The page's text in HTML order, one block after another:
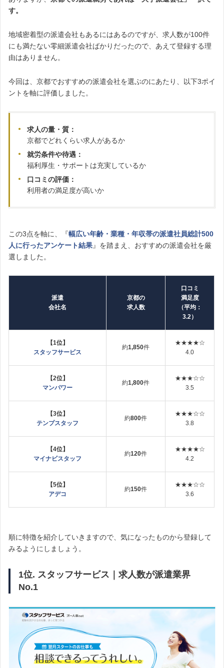
す。
地域密着型の派遣会社もあるにはあるのですが、求人数が100件
にも満たない零細派遣会社ばかりだったので、あえて登録する理
由はありません。
今回は、京都でおすすめの派遣会社を選ぶのにあたり、以下3ポイ
ントを軸に評価しました。
求人の量・質：
京都でどれくらい求人があるか
就労条件や待遇：
福利厚生・サポートは充実しているか
口コミの評価：
利用者の満足度が高いか
この3点を軸に、『幅広い年齢・業種・年収帯の派遣社員総計500
人に行ったアンケート結果』を踏まえ、おすすめの派遣会社を厳
選しました。
派遣
会社名
京都の
求人数
口コミ
満足度
（平均：
3.2）
【1位】
スタッフサービス
約1,850件
★★★★☆
4.0
【2位】
マンパワー
約1,800件
★★★☆☆
3.5
【3位】
テンプスタッフ
約800件
★★★☆☆
3.8
【4位】
マイナビスタッフ
約120件
★★★★☆
4.2
【5位】
アデコ
約150件
★★★☆☆
3.6
順に特徴を紹介していきますので、気になったものから登録して
みるようにしましょう。
1位. スタッフサービス｜求人数が派遣業界
No.1